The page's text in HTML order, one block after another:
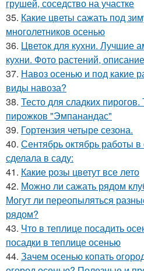
грушей, соседство на участке
35. Какие цветы сажать под
многолетников осенью
36. Цветок для кухни. Лучшие
кухни. Фото растений,
37. Навоз осенью и под какие
виды навоза?
38. Тесто для сладких пирогов.
пирожков "Эмпанандас"
39. Гортензия четыре сезона.
40. Сентябрь октябрь работы
сделала в саду:
41. Какие розы цветут все лето
42. Можно ли сажать рядом
Могут ли переопыляться
рядом?
43. Что в теплице посадить
посадки в теплице осенью
44. Зачем осенью копать